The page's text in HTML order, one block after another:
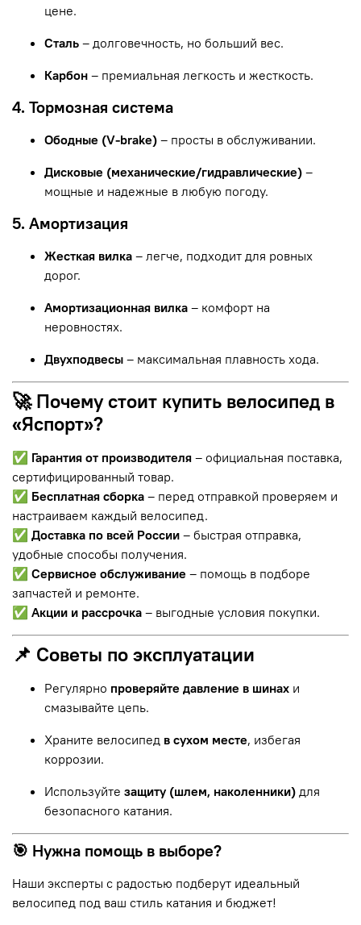
цене.
Сталь – долговечность, но больший вес.
Карбон – премиальная легкость и жесткость.
4. Тормозная система
Ободные (V-brake) – просты в обслуживании.
Дисковые (механические/гидравлические) –
мощные и надежные в любую погоду.
5. Амортизация
Жесткая вилка – легче, подходит для ровных
дорог.
Амортизационная вилка – комфорт на
неровностях.
Двухподвесы – максимальная плавность хода.
🚀 Почему стоит купить велосипед в
«Яспорт»?
✅ Гарантия от производителя – официальная поставка,
сертифицированный товар.
✅ Бесплатная сборка – перед отправкой проверяем и
настраиваем каждый велосипед.
✅ Доставка по всей России – быстрая отправка,
удобные способы получения.
✅ Сервисное обслуживание – помощь в подборе
запчастей и ремонте.
✅ Акции и рассрочка – выгодные условия покупки.
📌 Советы по эксплуатации
Регулярно проверяйте давление в шинах и
смазывайте цепь.
Храните велосипед в сухом месте, избегая
коррозии.
Используйте защиту (шлем, наколенники) для
безопасного катания.
🎯 Нужна помощь в выборе?
Наши эксперты с радостью подберут идеальный
велосипед под ваш стиль катания и бюджет!